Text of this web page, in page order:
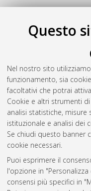
Questo
Nel nostro sito
funzionamento, sia
facoltativi che potrai
Cookie e altri strumenti
analisi statistiche, misure
istituzionale e analisi dei
Se chiudi questo banner
cookie necessari.
Puoi esprimere il
l'opzione in
consensi più specifici in
magistrale], Università
Ingegneria elettronica e
DM270] - Cesena,
Questa lista e'
Atom
Rss 1.0